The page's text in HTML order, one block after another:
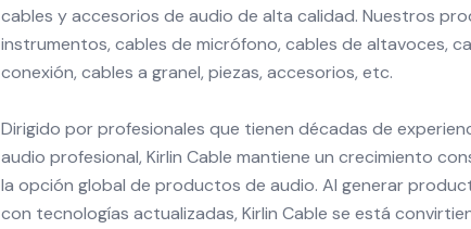
cables y accesorios de audio de alta calidad. Nuestros
instrumentos, cables de micrófono, cables de altavoces,
conexión, cables a granel, piezas, accesorios, etc.
Dirigido por profesionales que tienen décadas de
audio profesional, Kirlin Cable mantiene un crecimiento
la opción global de productos de audio. Al generar
con tecnologías actualizadas, Kirlin Cable se está